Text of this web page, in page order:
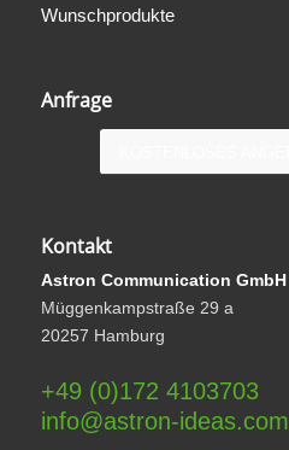
Wunschprodukte
Anfrage
Kontakt
Astron Communication GmbH
Müggenkampstraße 29 a
20257 Hamburg
+49 (0)172 4103703
info@astron-ideas.com